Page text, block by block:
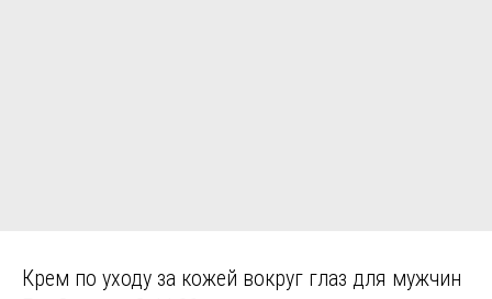
Крем по уходу за кожей вокруг глаз для мужчин